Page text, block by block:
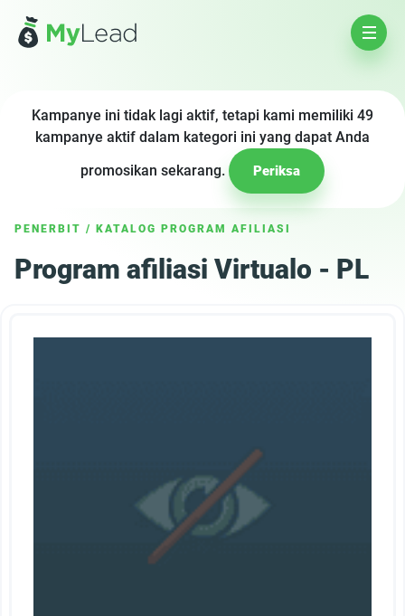
Kampanye ini tidak lagi aktif, tetapi kami memiliki 49
kampanye aktif dalam kategori ini yang dapat Anda
promosikan sekarang.
Periksa
PENERBIT / KATALOG PROGRAM AFILIASI
Program afiliasi Virtualo - PL